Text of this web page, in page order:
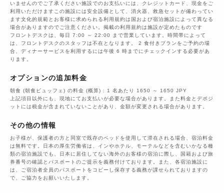
いませんのでご了承ください施設でのお支払いには、クレジットカード、現金をご
利用いただけますこの施設には安全設備として、消火器、救急セットが備わってい
ます文化的規範とお客様に求められる利用規約は国および宿泊施設によって異なる
場合がありますのでご注意ください。掲載の利用規約は施設が定めたものです
フロントデスクは、毎日 7:00 ～ 22:00 まで営業しています。時間帯によって
は、フロントデスクのスタッフは不在となります。 2 食付きプランをご予約の場
合、ディナーサービスを利用するには午後 6 時までにチェックインする必要があ
ります。
オプションの追加料金
朝食 (朝食ビュッフェ) の料金 (概算) : 1 名あたり 1650 ～ 1650 JPY
上記項目以外にも、現地にてお支払いが必要な場合があります。また料金とデポジ
ットには税金が含まれていないことがあり、金額が変更される場合があります。
その他の情報
お子様が、保護者の方と同室で既存のベッドを使用して滞在される場合、宿泊料金
は無料です。日本の厚生労働省は、インやホテル、モーテルなどを含むいかなる種
類の宿泊施設でも、日本に​居住してない海外のお客様の宿泊に際し、国籍および旅
券番号の確認とパスポートのご提示を義務付け​ております。また、各宿泊施設に
は、ご宿泊者全員のパスポートをコピーし保存する義務が課せられておりますの​
で、ご協力をお願いいたします。